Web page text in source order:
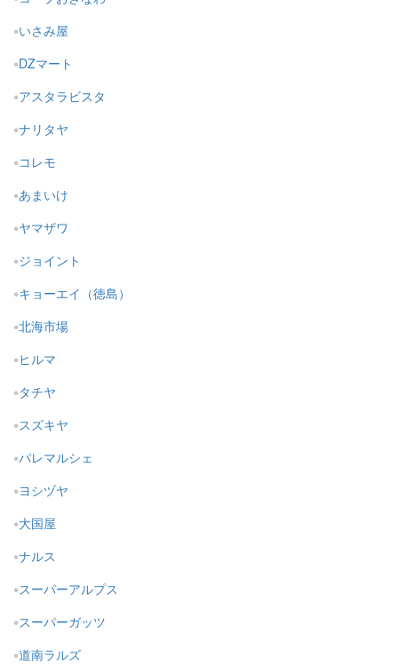
いさみ屋
DZマート
アスタラビスタ
ナリタヤ
コレモ
あまいけ
ヤマザワ
ジョイント
キョーエイ（徳島）
北海市場
ヒルマ
タチヤ
スズキヤ
パレマルシェ
ヨシヅヤ
大国屋
ナルス
スーパーアルプス
スーパーガッツ
道南ラルズ